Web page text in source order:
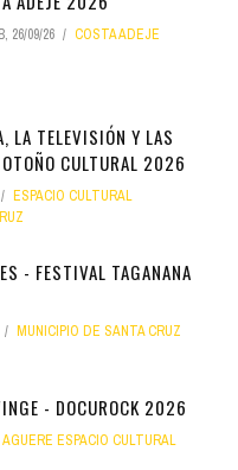
26/09/26 COSTA ADEJE
LA TELEVISIÓN Y LAS
CULTURAL 2026
ESPACIO CULTURAL
- FESTIVAL TAGANANA
MUNICIPIO DE SANTA CRUZ
- DOCUROCK 2026
AGUERE ESPACIO CULTURAL